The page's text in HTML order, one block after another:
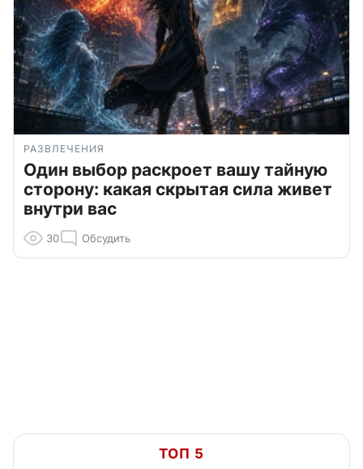
РАЗВЛЕЧЕНИЯ
Один выбор раскроет вашу тайную
сторону: какая скрытая сила живет
внутри вас
30 Обсудить
ТОП 5